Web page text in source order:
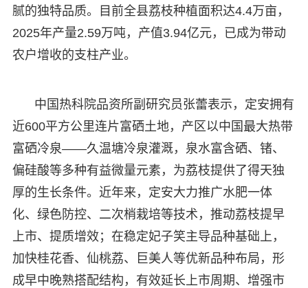
腻的独特品质。目前全县荔枝种植面积达4.4万亩，
2025年产量2.59万吨，产值3.94亿元，已成为带动
农户增收的支柱产业。
中国热科院品资所副研究员张蕾表示，定安拥有
近600平方公里连片富硒土地，产区以中国最大热带
富硒冷泉——久温塘冷泉灌溉，泉水富含硒、锗、
偏硅酸等多种有益微量元素，为荔枝提供了得天独
厚的生长条件。近年来，定安大力推广水肥一体
化、绿色防控、二次梢栽培等技术，推动荔枝提早
上市、提质增效；在稳定妃子笑主导品种基础上，
加快桂花香、仙桃荔、巨美人等优新品种布局，形
成早中晚熟搭配结构，有效延长上市周期、增强市